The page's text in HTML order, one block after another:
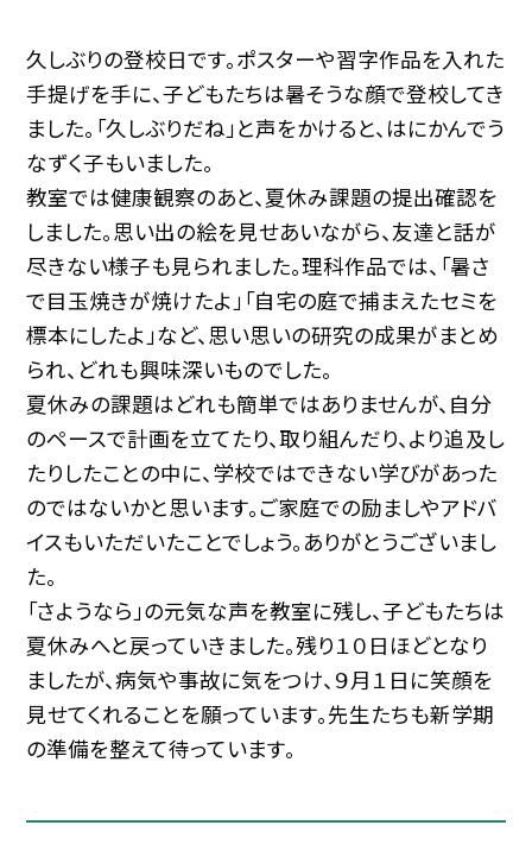
久しぶりの登校日です。ポスターや習字作品を入れた
手提げを手に、子どもたちは暑そうな顔で登校してき
ました。「久しぶりだね」と声をかけると、はにかんでう
なずく子もいました。
教室では健康観察のあと、夏休み課題の提出確認を
しました。思い出の絵を見せあいながら、友達と話が
尽きない様子も見られました。理科作品では、「暑さ
で目玉焼きが焼けたよ」「自宅の庭で捕まえたセミを
標本にしたよ」など、思い思いの研究の成果がまとめ
られ、どれも興味深いものでした。
夏休みの課題はどれも簡単ではありませんが、自分
のペースで計画を立てたり、取り組んだり、より追及し
たりしたことの中に、学校ではできない学びがあった
のではないかと思います。ご家庭での励ましやアドバ
イスもいただいたことでしょう。ありがとうございまし
た。
「さようなら」の元気な声を教室に残し、子どもたちは
夏休みへと戻っていきました。残り１０日ほどとなり
ましたが、病気や事故に気をつけ、９月１日に笑顔を
見せてくれることを願っています。先生たちも新学期
の準備を整えて待っています。